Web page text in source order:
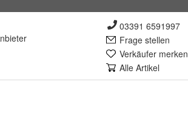
03391 6591997
Frage stellen
Verkäufer merken
Alle Artikel